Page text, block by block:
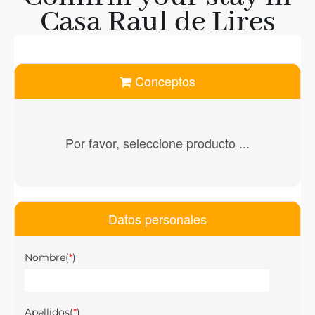
Casa Raul de Lires
Conceptos
Por favor, seleccione producto ...
Datos personales
Nombre(*)